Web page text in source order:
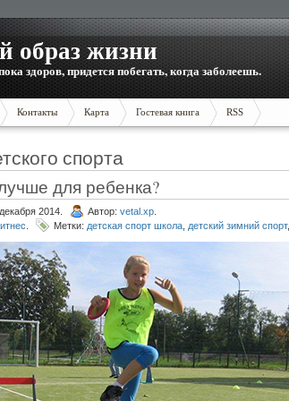
образ жизни
здоров, придется побегать, когда заболеешь.
Контакты Карта Гостевая книга RSS
спорта
для ребенка?
2014. Автор: vetal.xp
Метки: детская спорт школа детский зимний спорт,